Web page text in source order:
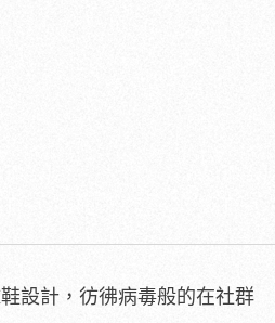
設計，彷彿病毒般的在社群